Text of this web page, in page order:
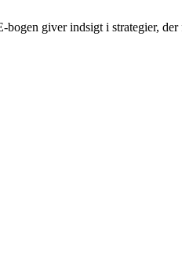
giver indsigt i strategier,